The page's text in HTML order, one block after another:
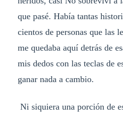
que pasé. Había tantas
cientos de personas que las
me quedaba aquí detrás de
mis dedos con las teclas de
ganar nada a cambio.
Ni siquiera una porción de